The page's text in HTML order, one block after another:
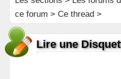
ce forum > Ce thread >
Lire une